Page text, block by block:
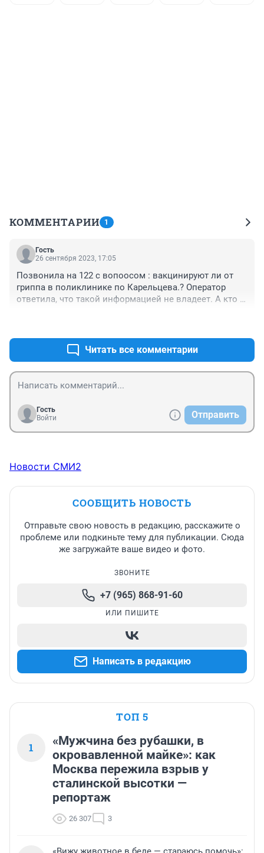
КОММЕНТАРИИ 1
Гость
26 сентября 2023, 17:05
Позвонила на 122 с вопоосом : вакцинируют ли от
гриппа в поликлинике по Карельцева.? Оператор
ответила, что такой информацией не владеет. А кто
Читать все комментарии
Гость
Войти
Отправить
Новости СМИ2
СООБЩИТЬ НОВОСТЬ
Отправьте свою новость в редакцию, расскажите о
проблеме или подкиньте тему для публикации. Сюда
же загружайте ваше видео и фото.
ЗВОНИТЕ
+7 (965) 868-91-60
ИЛИ ПИШИТЕ
Написать в редакцию
ТОП 5
1
«Мужчина без рубашки, в
окровавленной майке»: как
Москва пережила взрыв у
сталинской высотки —
репортаж
26 307 3